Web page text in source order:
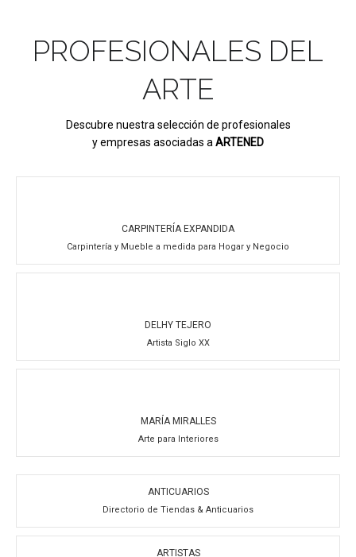
PROFESIONALES DEL
ARTE
Descubre nuestra selección de profesionales
y empresas asociadas a ARTENED
CARPINTERÍA EXPANDIDA
Carpintería y Mueble a medida para Hogar y Negocio
DELHY TEJERO
Artista Siglo XX
MARÍA MIRALLES
Arte para Interiores
ANTICUARIOS
Directorio de Tiendas & Anticuarios
ARTISTAS